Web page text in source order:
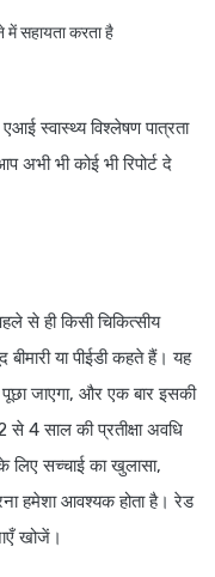
सहायता करता है
स्वास्थ्य विश्लेषण पात्रता
भी कोई भी रिपोर्ट दे
से ही किसी चिकित्सीय
या पीईडी कहते हैं। यह
पूछा जाएगा, और एक बार इसकी
से 4 साल की प्रतीक्षा अवधि
लिए सच्चाई का खुलासा,
हमेशा आवश्यक होता है। रेड
खोजें।